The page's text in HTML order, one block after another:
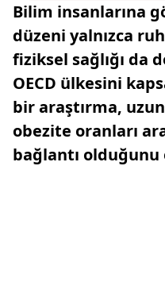
Bilim insanlarına
düzeni yalnızca
fiziksel sağlığı da
OECD ülkesini
bir araştırma,
obezite oranları
bağlantı